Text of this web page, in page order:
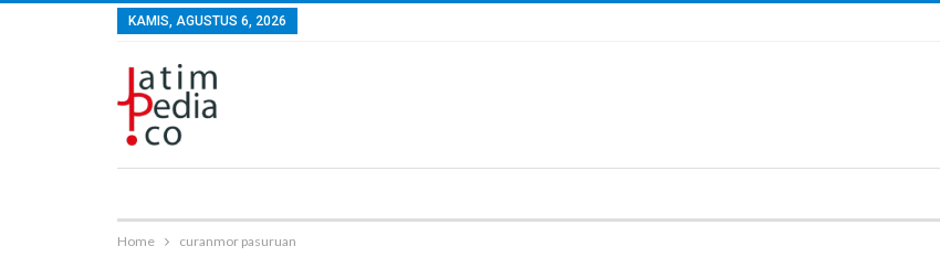
KAMIS, AGUSTUS 6, 2026
Home curanmor pasuruan